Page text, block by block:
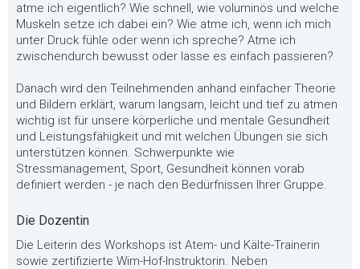
atme ich eigentlich? Wie schnell, wie voluminös und welche
Muskeln setze ich dabei ein? Wie atme ich, wenn ich mich
unter Druck fühle oder wenn ich spreche? Atme ich
zwischendurch bewusst oder lasse es einfach passieren?
Danach wird den Teilnehmenden anhand einfacher Theorie
und Bildern erklärt, warum langsam, leicht und tief zu atmen
wichtig ist für unsere körperliche und mentale Gesundheit
und Leistungsfähigkeit und mit welchen Übungen sie sich
unterstützen können. Schwerpunkte wie
Stressmanagement, Sport, Gesundheit können vorab
definiert werden - je nach den Bedürfnissen Ihrer Gruppe.
Die Dozentin
Die Leiterin des Workshops ist Atem- und Kälte-Trainerin
sowie zertifizierte Wim-Hof-Instruktorin. Neben